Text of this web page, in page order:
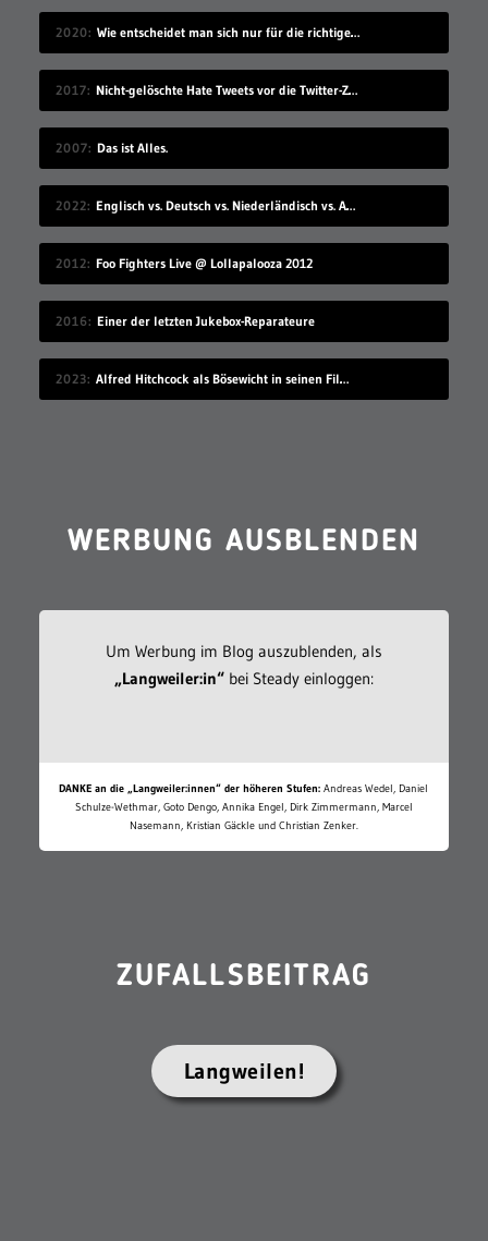
2020 Wie entscheidet man sich nur für die richtige Idee?
2017 Nicht-gelöschte Hate Tweets vor die Twitter-Zentrale gesprüht
2007 Das ist Alles.
2022 Englisch vs. Deutsch vs. Niederländisch vs. Afrikaans
2012 Foo Fighters Live @ Lollapalooza 2012
2016 Einer der letzten Jukebox-Reparateure
2023 Alfred Hitchcock als Bösewicht in seinen Filmen
WERBUNG AUSBLENDEN
Um Werbung im Blog auszublenden, als
„Langweiler:in“bei Steady einloggen:
DANKE an die „Langweiler:innen“ der höheren Stufen: Andreas Wedel, Daniel
Schulze-Wethmar, Goto Dengo, Annika Engel, Dirk Zimmermann, Marcel
Nasemann, Kristian Gäckle und Christian Zenker.
ZUFALLSBEITRAG
Langweilen!